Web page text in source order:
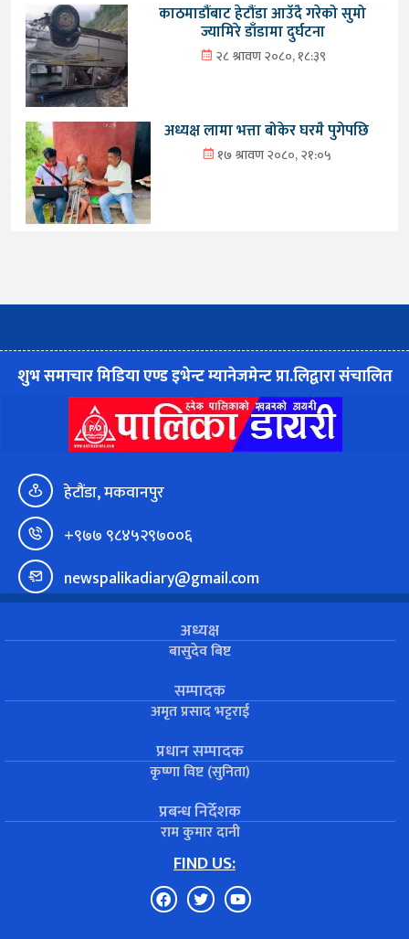
काठमाडौंबाट हेटौंडा आउँदै गरेको सुमो
ज्यामिरे डाँडामा दुर्घटना
२८ श्रावण २०८०, १८:३९
अध्यक्ष लामा भत्ता बोकेर घरमै पुगेपछि
१७ श्रावण २०८०, २१:०५
शुभ समाचार मिडिया एण्ड इभेन्ट म्यानेजमेन्ट प्रा.लिद्वारा संचालित
हेटौंडा, मकवानपुर
+९७७ ९८४५२९७००६
newspalikadiary@gmail.com
अध्यक्ष
बासुदेव बिष्ट
सम्पादक
अमृत प्रसाद भट्टराई
प्रधान सम्पादक
कृष्णा विष्ट (सुनिता)
प्रबन्ध निर्देशक
राम कुमार दानी
FIND US: